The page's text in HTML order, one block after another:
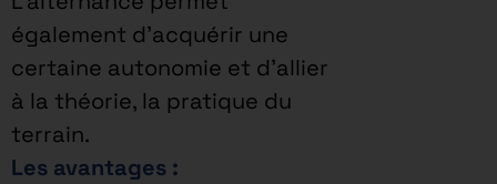
également d’acquérir une
certaine autonomie et d’allier
à la théorie, la pratique du
terrain.
Les avantages :